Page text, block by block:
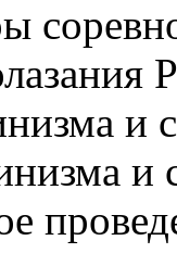
и
и